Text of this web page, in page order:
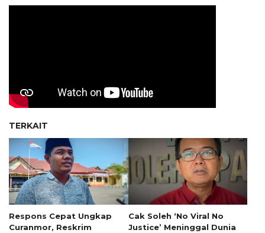
TERKAIT
Respons Cepat Ungkap
Curanmor, Reskrim
Cak Soleh ‘No Viral No
Justice’ Meninggal Dunia